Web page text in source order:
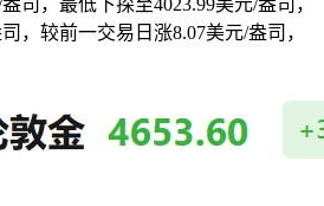
，较前一交易日涨8.07美元/盎司，